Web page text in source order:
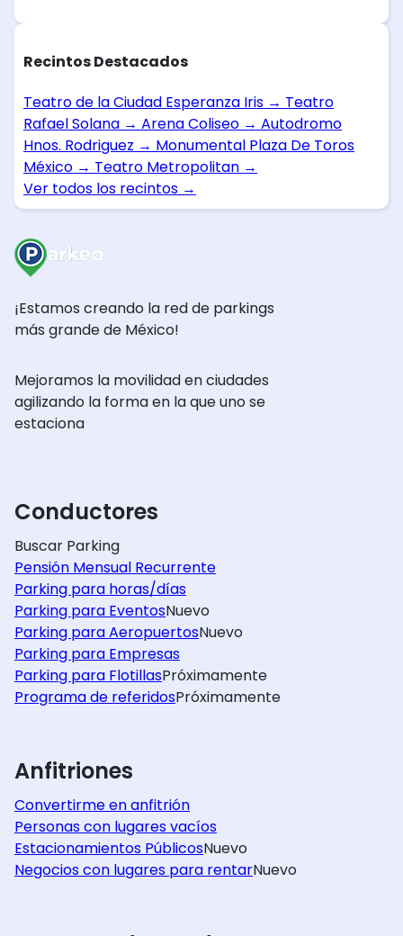
Recintos Destacados
Teatro de la Ciudad Esperanza Iris → Teatro
Rafael Solana → Arena Coliseo → Autodromo
Hnos. Rodriguez → Monumental Plaza De Toros
México → Teatro Metropolitan →
Ver todos los recintos →
¡Estamos creando la red de parkings
más grande de México!
Mejoramos la movilidad en ciudades
agilizando la forma en la que uno se
estaciona
Conductores
Buscar Parking
Pensión Mensual Recurrente
Parking para horas/días
Parking para EventosNuevo
Parking para AeropuertosNuevo
Parking para Empresas
Parking para FlotillasPróximamente
Programa de referidosPróximamente
Anfitriones
Convertirme en anfitrión
Personas con lugares vacíos
Estacionamientos PúblicosNuevo
Negocios con lugares para rentarNuevo